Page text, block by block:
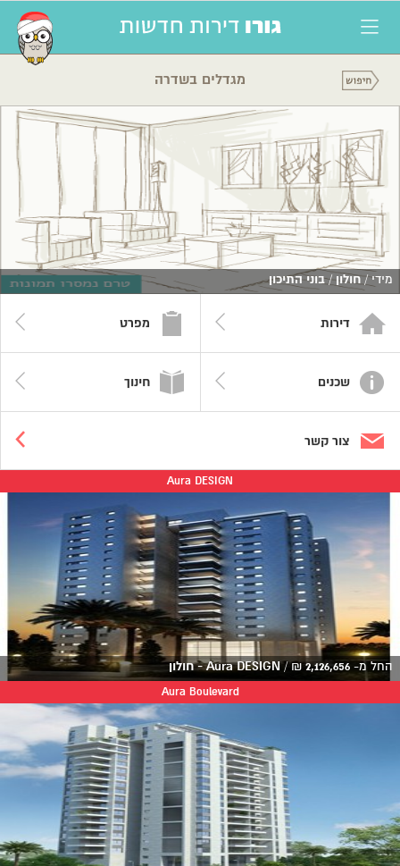
מגדלים בשדרה
מידי /חולון /בוני התיכון
דירות מפרט
שכנים חינוך
צור קשר
Aura DESIGN
החל מ- 2,126,656
₪
/ Aura DESIGN - חולון
Aura Boulevard